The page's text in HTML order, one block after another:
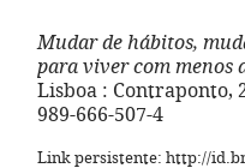
Mudar de hábitos,
para viver com menos
Lisboa : Contraponto,
989-666-507-4
Link persistente: http://